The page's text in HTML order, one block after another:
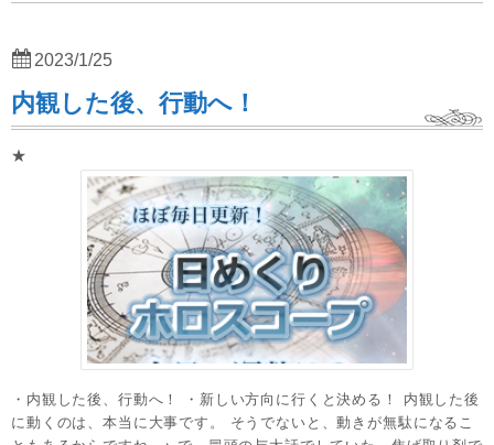
内観した後、行動へ！
★
・内観した後、行動へ！ ・新しい方向に行くと決める！ 内観した後
に動くのは、本当に大事です。 そうでないと、動きが無駄になるこ
2023/1/25